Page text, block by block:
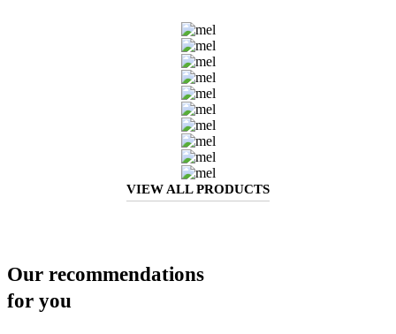
VIEW ALL PRODUCTS
Our recommendations
for you